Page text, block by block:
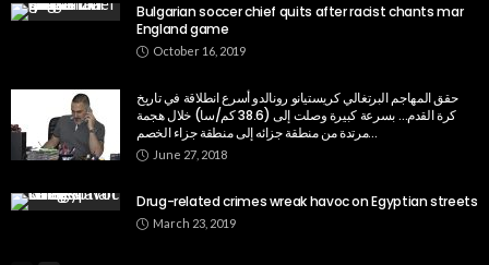
Bulgarian soccer chief quits after racist chants mar
England game
October 16, 2019
حقق المهاجم البرتغالي كريستيانو رونالدو أسرع انطلاقة في تاريخ
كرة القدم… بسرعة كبيرة وصلت إلى (38.6 كم/سا) خلال هجمة
مرتدة من منطقة جزائه إلى منطقة جزاء الخصم…
June 27, 2018
Drug-related crimes wreak havoc on Egyptian streets
March 23, 2019